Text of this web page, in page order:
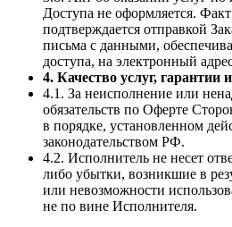
Доступа не оформляется.
подтверждается отправкой
письма с данными,
доступа, на электронный
4. Качество услуг, гарантии
4.1. За неисполнение или
обязательств по Оферте
в порядке, установленном
законодательством РФ.
4.2. Исполнитель не несет
либо убытки, возникшие в
или невозможности
не по вине Исполнителя.